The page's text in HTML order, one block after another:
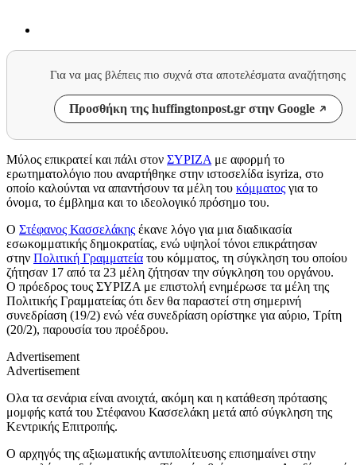
Για να μας βλέπεις πιο συχνά στα αποτελέσματα αναζήτησης
Προσθήκη της huffingtonpost.gr στην Google
Μύλος επικρατεί και πάλι στον ΣΥΡΙΖΑ με αφορμή το
ερωτηματολόγιο που αναρτήθηκε στην ιστοσελίδα isyriza, στο
οποίο καλούνται να απαντήσουν τα μέλη του κόμματος για το
όνομα, το έμβλημα και το ιδεολογικό πρόσημο του.
Ο Στέφανος Κασσελάκης έκανε λόγο για μια διαδικασία
εσωκομματικής δημοκρατίας, ενώ υψηλοί τόνοι επικράτησαν
στην Πολιτική Γραμματεία του κόμματος, τη σύγκληση του οποίου
ζήτησαν 17 από τα 23 μέλη ζήτησαν την σύγκληση του οργάνου.
Ο πρόεδρος τους ΣΥΡΙΖΑ με επιστολή ενημέρωσε τα μέλη της
Πολιτικής Γραμματείας ότι δεν θα παραστεί στη σημερινή
συνεδρίαση (19/2) ενώ νέα συνεδρίαση ορίστηκε για αύριο, Τρίτη
(20/2), παρουσία του προέδρου.
Advertisement
Advertisement
Ολα τα σενάρια είναι ανοιχτά, ακόμη και η κατάθεση πρότασης
μομφής κατά του Στέφανου Κασσελάκη μετά από σύγκληση της
Κεντρικής Επιτροπής.
Ο αρχηγός της αξιωματικής αντιπολίτευσης επισημαίνει στην